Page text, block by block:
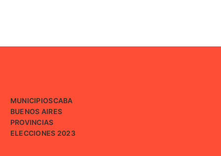
MUNICIPIOSCABA
BUENOS AIRES
PROVINCIAS
ELECCIONES 2023